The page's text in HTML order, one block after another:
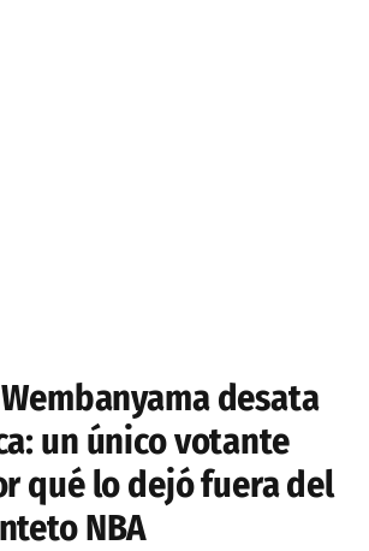
Wembanyama desata
un único votante
qué lo dejó fuera del
NBA